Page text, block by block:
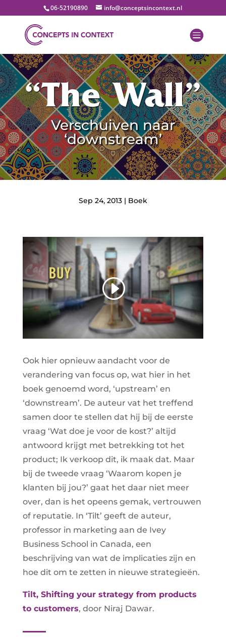
06-52190890 info@conceptsincontext.nl
“The Wall”
Verschuiven naar
‘downstream’
Sep 24, 2013| Boek
Ook hier opnieuw aandacht voor de
verandering van focus op, wat hier in het
boek genoemd word, ‘upstream’ en
‘downstream’. De auteur vat het treffend
samen door te stellen dat hij bij de eerste
vraag ‘Wat doe je voor de kost?’ altijd
antwoord krijgt met betrekking tot het
product; Ik verkoop dit, ik maak dat. Maar
bij de tweede vraag ‘Waarom kopen je
klanten bij jou?’ gaat het daar niet meer
over, dan is het opeens gemak, vertrouwen
of reputatie. In ‘Tilt’ geeft de auteur,
professor in marketing aan de Ivey
Business School in Canada, een
beschrijving van wat de implicaties zijn en
hoe dit om te zetten in nieuwe strategieën.
Tilt, Shifting your strategy from products
to customers, door Niraj Dawar.